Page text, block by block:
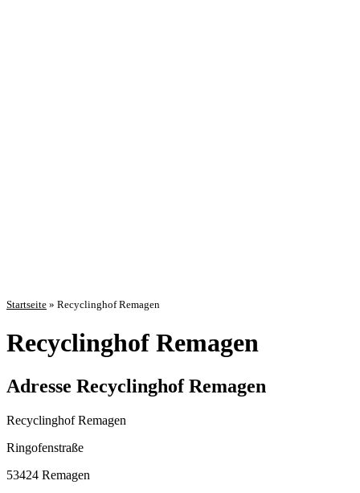
Startseite » Recyclinghof Remagen
Recyclinghof Remagen
Adresse Recyclinghof Remagen
Recyclinghof Remagen
Ringofenstraße
53424 Remagen